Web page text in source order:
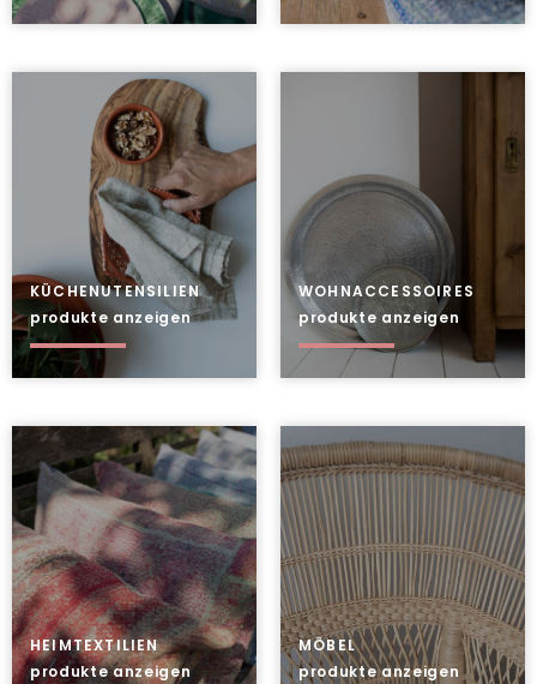
Geschenke
Schreibwaren
KÜCHENUTENSILIEN
produkte anzeigen
WOHNACCESSOIRES
produkte anzeigen
HEIMTEXTILIEN
produkte anzeigen
MÖBEL
produkte anzeigen